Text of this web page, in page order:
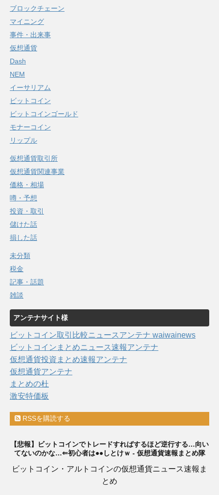
ブロックチェーン
マイニング
事件・出来事
仮想通貨
Dash
NEM
イーサリアム
ビットコイン
ビットコインゴールド
モナーコイン
リップル
仮想通貨取引所
仮想通貨関連事業
価格・相場
噂・予想
投資・取引
儲けた話
損した話
未分類
税金
記事・話題
雑談
アンテナサイト様
ビットコイン取引比較ニュースアンテナ waiwainews
ビットコインまとめニュース速報アンテナ
仮想通貨投資まとめ速報アンテナ
仮想通貨アンテナ
まとめの杜
激安特価板
RSSを購読する
【悲報】ビットコインでトレードすればするほど逆行する…向い
てないのかな…⇐初心者は●●しとけｗ - 仮想通貨速報まとめ隊
ビットコイン・アルトコインの仮想通貨ニュース速報ま
とめ